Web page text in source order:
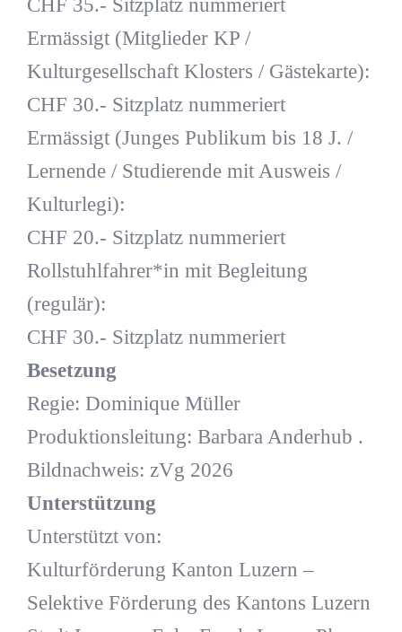
CHF 35.- Sitzplatz nummeriert
Ermässigt (Mitglieder KP /
Kulturgesellschaft Klosters / Gästekarte):
CHF 30.- Sitzplatz nummeriert
Ermässigt (Junges Publikum bis 18 J. /
Lernende / Studierende mit Ausweis /
Kulturlegi):
CHF 20.- Sitzplatz nummeriert
Rollstuhlfahrer*in mit Begleitung
(regulär):
CHF 30.- Sitzplatz nummeriert
Besetzung
Regie: Dominique Müller
Produktionsleitung: Barbara Anderhub .
Bildnachweis: zVg 2026
Unterstützung
Unterstützt von:
Kulturförderung Kanton Luzern –
Selektive Förderung des Kantons Luzern